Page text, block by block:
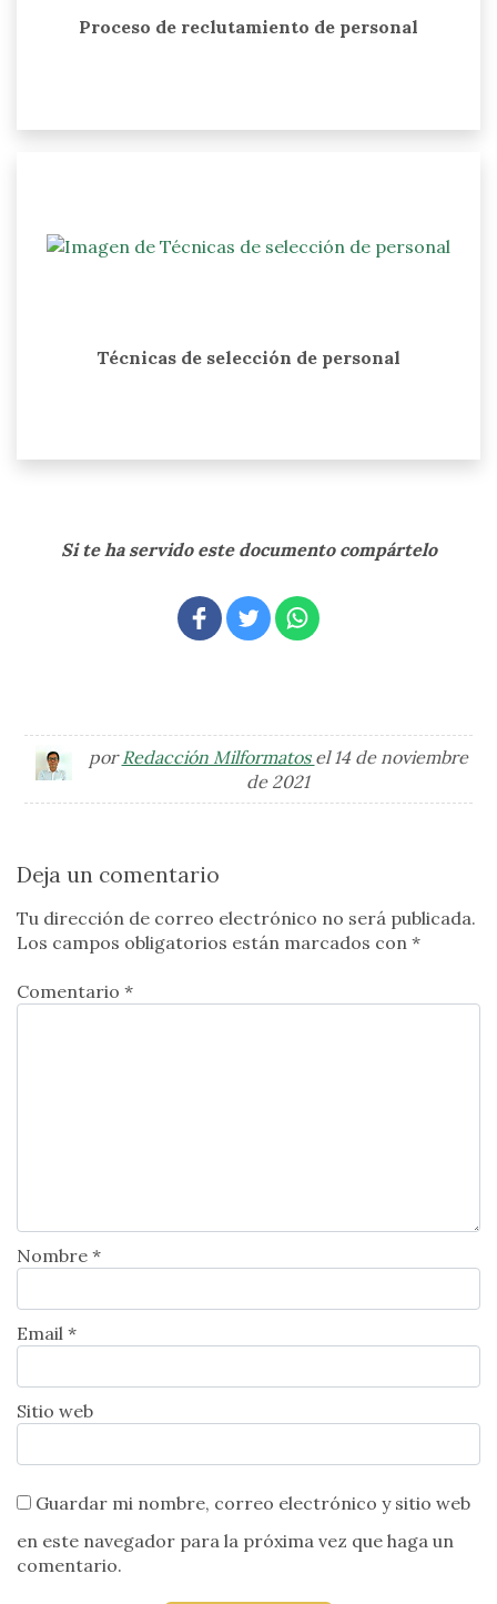
Proceso de reclutamiento de personal
Técnicas de selección de personal
Si te ha servido este documento compártelo
por Redacción Milformatos el 14 de noviembre
de 2021
Deja un comentario
Tu dirección de correo electrónico no será publicada.
Los campos obligatorios están marcados con *
Comentario *
Nombre *
Email *
Sitio web
Guardar mi nombre, correo electrónico y sitio web
en este navegador para la próxima vez que haga un
comentario.